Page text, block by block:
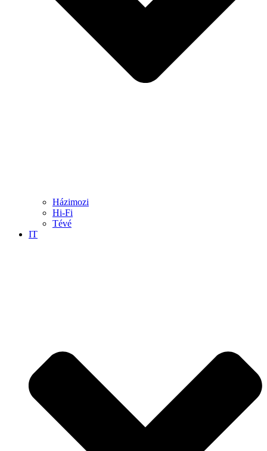
Házimozi
Hi-Fi
Tévé
IT